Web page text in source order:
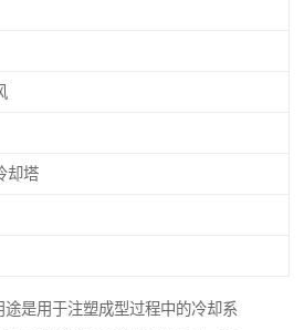
却塔
是用于注塑成型过程中的冷却系